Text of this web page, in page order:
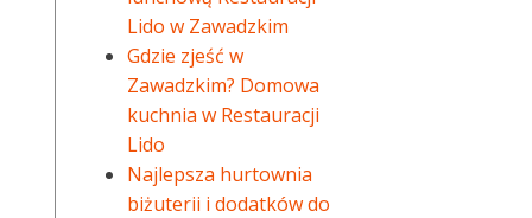
Lido w Zawadzkim
Gdzie zjeść w
Zawadzkim? Domowa
kuchnia w Restauracji
Lido
Najlepsza hurtownia
biżuterii i dodatków do